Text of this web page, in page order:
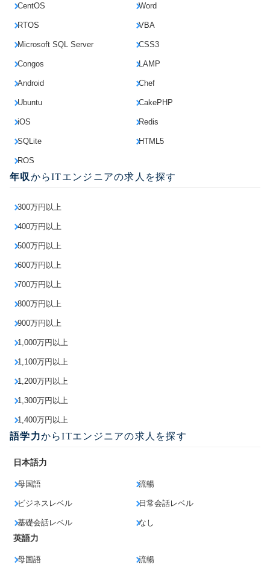
CentOS Word
RTOS VBA
Microsoft SQL Server CSS3
Congos LAMP
Android Chef
Ubuntu CakePHP
iOS Redis
SQLite HTML5
ROS
年収からITエンジニアの求人を探す
300万円以上
400万円以上
500万円以上
600万円以上
700万円以上
800万円以上
900万円以上
1,000万円以上
1,100万円以上
1,200万円以上
1,300万円以上
1,400万円以上
語学力からITエンジニアの求人を探す
日本語力
母国語 流暢
ビジネスレベル 日常会話レベル
基礎会話レベル なし
英語力
母国語 流暢